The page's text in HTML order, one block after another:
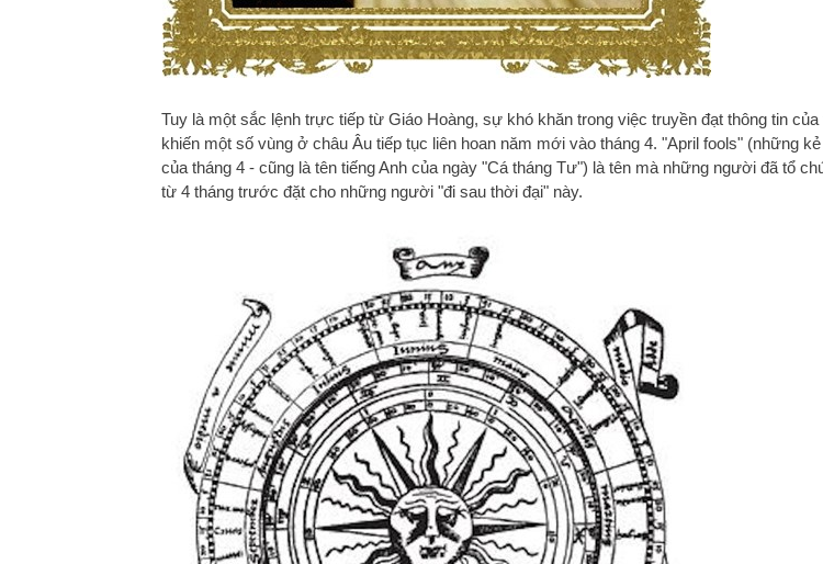
Tuy là một sắc lệnh trực tiếp từ Giáo Hoàng, sự khó khăn trong việc truyền đạt thông tin
khiến một số vùng ở châu Âu tiếp tục liên hoan năm mới vào tháng 4. "April fools" (những
của tháng 4 - cũng là tên tiếng Anh của ngày "Cá tháng Tư") là tên mà những người đã tổ
từ 4 tháng trước đặt cho những người "đi sau thời đại" này.